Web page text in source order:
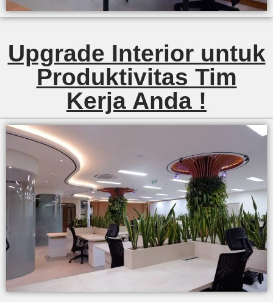
Upgrade Interior untuk
Produktivitas Tim
Kerja Anda !